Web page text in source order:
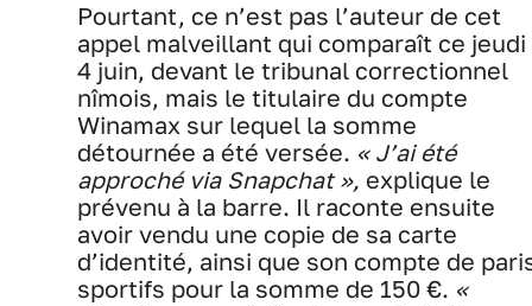
Pourtant, ce n’est pas l’auteur de cet
appel malveillant qui comparaît ce jeudi
4 juin, devant le tribunal correctionnel
nîmois, mais le titulaire du compte
Winamax sur lequel la somme
détournée a été versée. « J’ai été
approché via Snapchat », explique le
prévenu à la barre. Il raconte ensuite
avoir vendu une copie de sa carte
d’identité, ainsi que son compte de
sportifs pour la somme de 150 €. «